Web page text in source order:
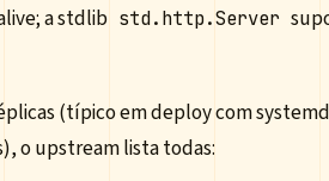
a stdlib std.http.Server
(típico em deploy com
o upstream lista todas: